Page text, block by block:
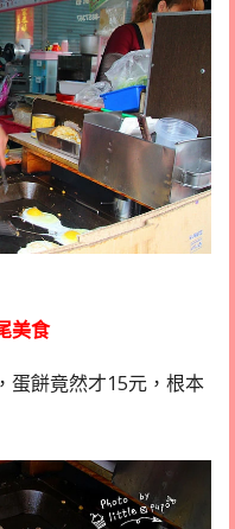
美食
蛋餅竟然才15元，根本